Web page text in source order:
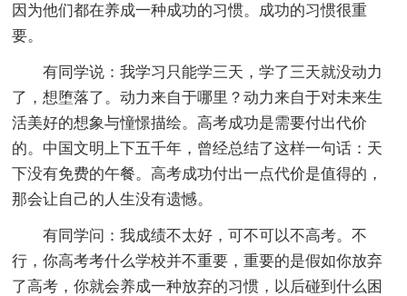
因为他们都在养成一种成功的习惯。成功的习惯很重
要。
有同学说：我学习只能学三天，学了三天就没动力
了，想堕落了。动力来自于哪里？动力来自于对未来生
活美好的想象与憧憬描绘。高考成功是需要付出代价
的。中国文明上下五千年，曾经总结了这样一句话：天
下没有免费的午餐。高考成功付出一点代价是值得的，
那会让自己的人生没有遗憾。
有同学问：我成绩不太好，可不可以不高考。不
行，你高考考什么学校并不重要，重要的是假如你放弃
了高考，你就会养成一种放弃的习惯，以后碰到什么困